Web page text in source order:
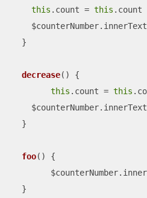
this .count = this .count
  }
decrease( )
{
this .count = this
  }
foo( )
{
  }